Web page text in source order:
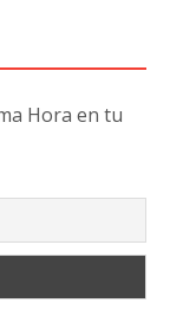
Hora en tu